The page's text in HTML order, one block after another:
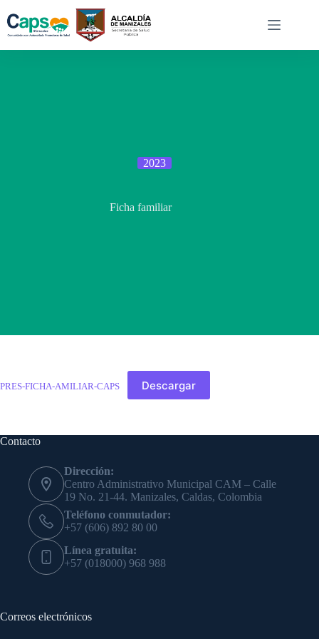
contenido
2023
Ficha familiar
PRES-FICHA-AMILIAR-CAPS Descargar
Contacto
Dirección:
Centro Administrativo Municipal CAM – Calle
19 No. 21-44. Manizales, Caldas, Colombia
Teléfono conmutador:
+57 (606) 892 80 00
Línea gratuita:
+57 (018000) 968 988
Correos electrónicos